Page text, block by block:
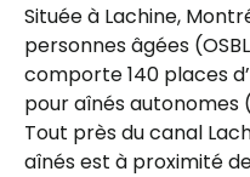
Située à Lachine,
personnes âgées
comporte 140 places
pour aînés autonomes
Tout près du canal
aînés est à proximité